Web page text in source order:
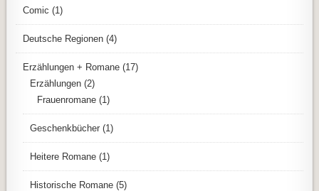
Comic (1)
Deutsche Regionen (4)
Erzählungen + Romane (17)
Erzählungen (2)
Frauenromane (1)
Geschenkbücher (1)
Heitere Romane (1)
Historische Romane (5)